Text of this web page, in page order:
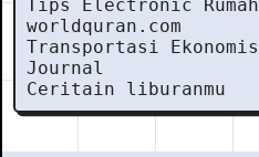
Tips Electronic Rumah
worldquran.com
Transportasi Ekonomis
Journal
Ceritain liburanmu